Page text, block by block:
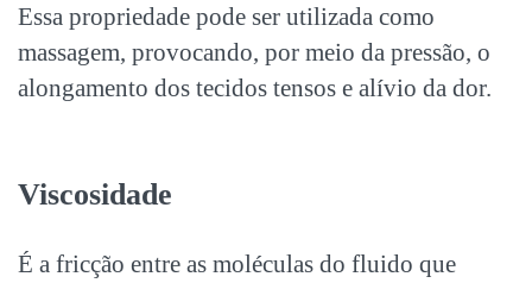
Essa propriedade pode ser utilizada como
massagem, provocando, por meio da pressão, o
alongamento dos tecidos tensos e alívio da dor.
Viscosidade
É a fricção entre as moléculas do fluido que